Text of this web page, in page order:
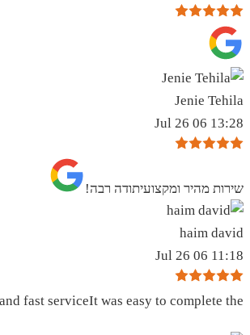
Jenie Tehila
13:28 06 Jul 26
שירות מהיר ומקצועיתודה רבה!
haim david
11:18 06 Jul 26
fast serviceIt was easy to complete the